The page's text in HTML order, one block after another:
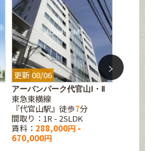
更新 08/06
アーバンパーク代官山Ⅰ・Ⅱ
東急東横線
『代官山駅』徒歩7分
間取り：1R - 2SLDK
賃料： 288,000円 -
670,000円
更新